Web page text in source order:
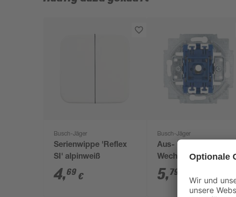
Busch-Jäger
Serienwippe 'Reflex
SI' alpinweiß
4,69 €
Busch-Jäger
Aus- und
Wechselschalter
Einsatz
5,79